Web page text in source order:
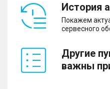
История
Покажем
сервесного
Другие
важны